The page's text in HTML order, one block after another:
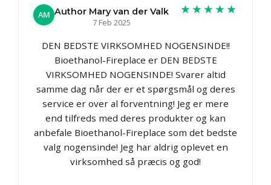
AM Author Mary van der Valk
7 Feb 2025
★★★★★
DEN BEDSTE VIRKSOMHED NOGENSINDE!!
Bioethanol-Fireplace er DEN BEDSTE
VIRKSOMHED NOGENSINDE! Svarer altid
samme dag når der er et spørgsmål og deres
service er over al forventning! Jeg er mere
end tilfreds med deres produkter og kan
anbefale Bioethanol-Fireplace som det bedste
valg nogensinde! Jeg har aldrig oplevet en
virksomhed så præcis og god!